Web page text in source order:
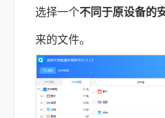
选择一个不同于原设备的
来的文件。